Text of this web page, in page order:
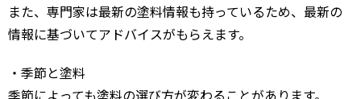
また、専門家は最新の塗料情報も持っているため、最新の
情報に基づいてアドバイスがもらえます。
・季節と塗料